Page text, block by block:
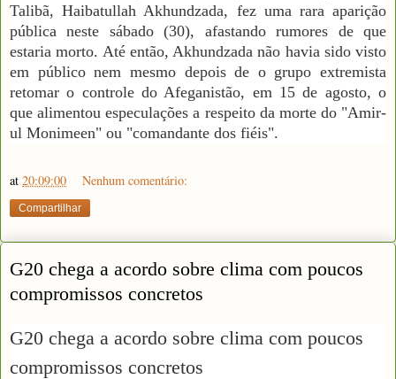
Talibã, Haibatullah Akhundzada, fez uma rara aparição
pública neste sábado (30), afastando rumores de que
estaria morto. Até então, Akhundzada não havia sido visto
em público nem mesmo depois de o grupo extremista
retomar o controle do Afeganistão, em 15 de agosto, o
que alimentou especulações a respeito da morte do "Amir-
ul Monimeen" ou "comandante dos fiéis".
at 20:09:00 Nenhum comentário:
Compartilhar
G20 chega a acordo sobre clima com poucos
compromissos concretos
G20 chega a acordo sobre clima com poucos
compromissos concretos